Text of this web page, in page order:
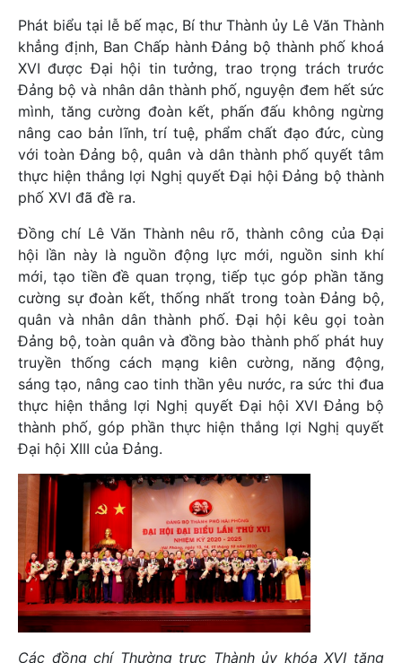
Phát biểu tại lễ bế mạc, Bí thư Thành ủy Lê Văn Thành
khẳng định, Ban Chấp hành Đảng bộ thành phố khoá
XVI được Đại hội tin tưởng, trao trọng trách trước
Đảng bộ và nhân dân thành phố, nguyện đem hết sức
mình, tăng cường đoàn kết, phấn đấu không ngừng
nâng cao bản lĩnh, trí tuệ, phẩm chất đạo đức, cùng
với toàn Đảng bộ, quân và dân thành phố quyết tâm
thực hiện thắng lợi Nghị quyết Đại hội Đảng bộ thành
phố XVI đã đề ra.
Đồng chí Lê Văn Thành nêu rõ, thành công của Đại
hội lần này là nguồn động lực mới, nguồn sinh khí
mới, tạo tiền đề quan trọng, tiếp tục góp phần tăng
cường sự đoàn kết, thống nhất trong toàn Đảng bộ,
quân và nhân dân thành phố. Đại hội kêu gọi toàn
Đảng bộ, toàn quân và đồng bào thành phố phát huy
truyền thống cách mạng kiên cường, năng động,
sáng tạo, nâng cao tinh thần yêu nước, ra sức thi đua
thực hiện thắng lợi Nghị quyết Đại hội XVI Đảng bộ
thành phố, góp phần thực hiện thắng lợi Nghị quyết
Đại hội XIII của Đảng.
Các đồng chí Thường trực Thành ủy khóa XVI tặng